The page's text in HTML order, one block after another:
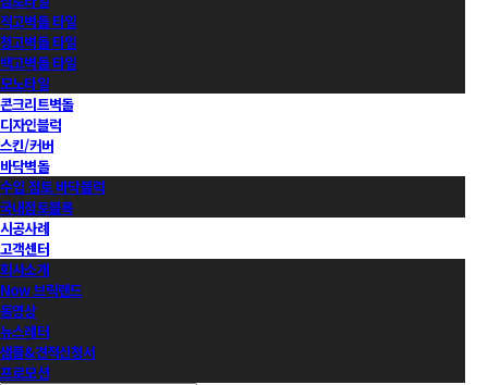
적고벽돌 타일
청고벽돌 타일
백고벽돌 타일
모노타일
콘크리트벽돌
디자인블럭
스킨/커버
바닥벽돌
수입 점토 바닥블럭
국내점토블록
시공사례
고객센터
회사소개
Now 브릭랜드
동영상
뉴스레터
샘플&견적신청서
프로모션